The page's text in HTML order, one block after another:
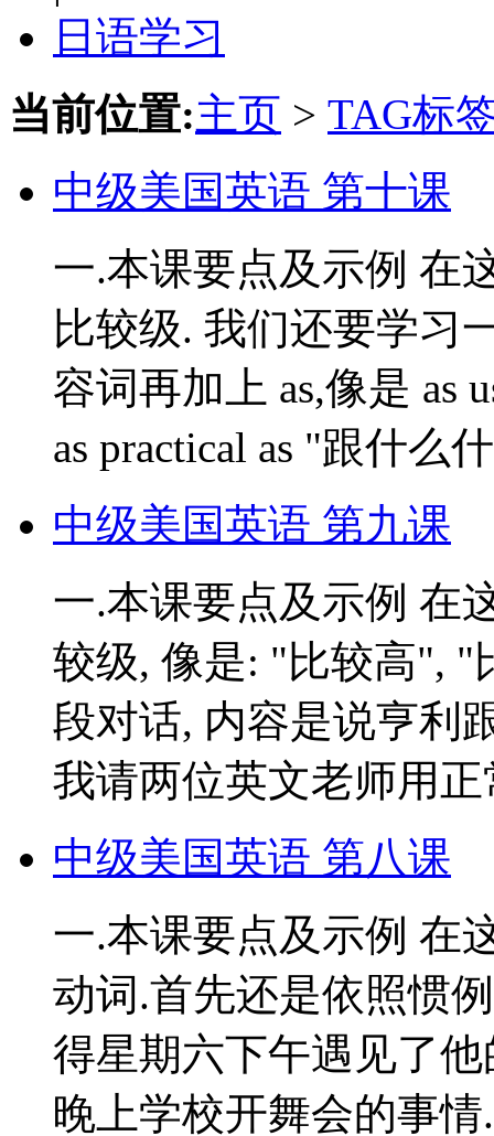
日语学习
当前位置:主页 > TAG标
中级美国英语 第十课
一.本课要点及示例 在
比较级. 我们还要学习
容词再加上 as,像是 as
as practical as "跟什么
中级美国英语 第九课
一.本课要点及示例 在
较级, 像是: "比较高", "
段对话, 内容是说亨利
我请两位英文老师用
中级美国英语 第八课
一.本课要点及示例 在
动词.首先还是依照惯
得星期六下午遇见了
晚上学校开舞会的事情